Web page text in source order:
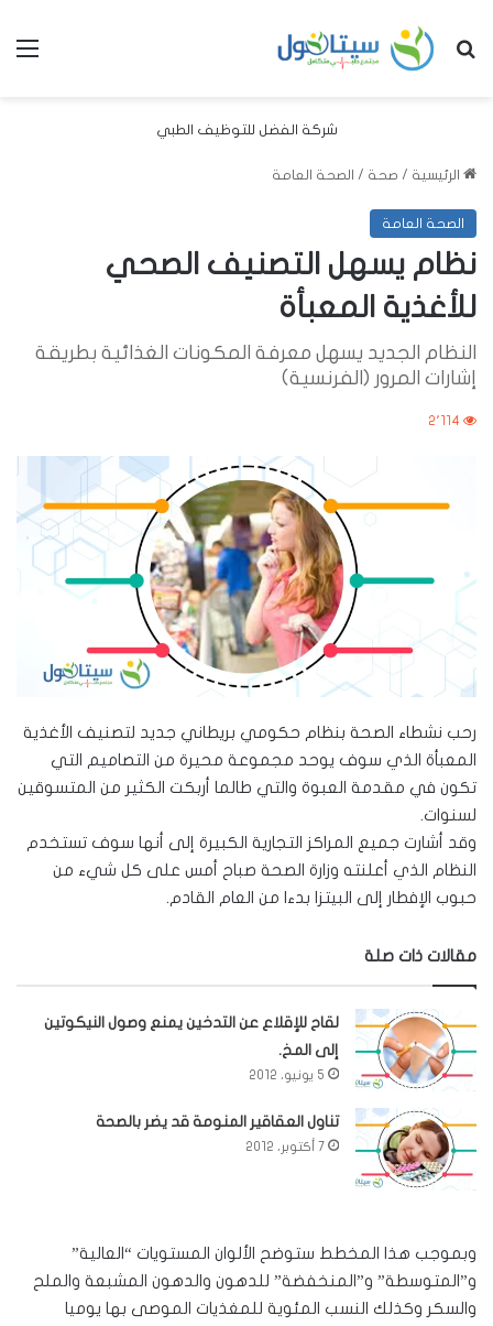
بحث عن
شركة الفضل للتوظيف الطبي
الرئيسية / صحة / الصحة العامة
الصحة العامة
نظام يسهل التصنيف الصحي
للأغذية المعبأة
النظام الجديد يسهل معرفة المكونات الغذائية بطريقة
إشارات المرور (الفرنسية)
2٬114
رحب نشطاء الصحة بنظام حكومي بريطاني جديد لتصنيف الأغذية
المعبأة الذي سوف يوحد مجموعة محيرة من التصاميم التي
تكون في مقدمة العبوة والتي طالما أربكت الكثير من المتسوقين
لسنوات.
وقد أشارت جميع المراكز التجارية الكبيرة إلى أنها سوف تستخدم
النظام الذي أعلنته وزارة الصحة صباح أمس على كل شيء من
حبوب الإفطار إلى البيتزا بدءا من العام القادم.
مقالات ذات صلة
لقاح للإقلاع عن التدخين يمنع وصول النيكوتين
إلى المخ.
5 يونيو، 2012
تناول العقاقير المنومة قد يضر بالصحة
7 أكتوبر، 2012
وبموجب هذا المخطط ستوضح الألوان المستويات “العالية”
و”المتوسطة” و”المنخفضة” للدهون والدهون المشبعة والملح
والسكر وكذلك النسب المئوية للمغذيات الموصى بها يوميا